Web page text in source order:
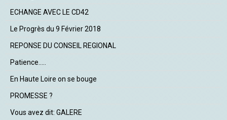
ECHANGE AVEC LE CD42
Le Progrès du 9 Février 2018
REPONSE DU CONSEIL REGIONAL
Patience.....
En Haute Loire on se bouge
PROMESSE ?
Vous avez dit: GALERE